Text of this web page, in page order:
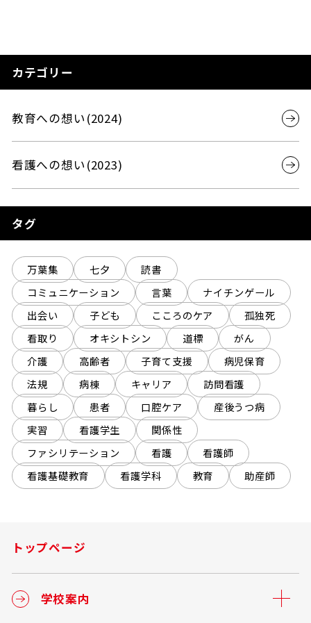
カテゴリー
教育への想い(2024)
看護への想い(2023)
タグ
万葉集 七夕
読書
コミュニケーション
言葉
ナイチンゲール
出会い
子ども こころのケア
孤独死
看取り
オキシトシン 道標
がん
介護
高齢者 子育て支援
病児保育
法規
病棟 キャリア
訪問看護
暮らし
患者 口腔ケア
産後うつ病
実習
看護学生
関係性
ファシリテーション
看護
看護師
看護基礎教育
看護学科 教育 助産師
トップページ
学校案内